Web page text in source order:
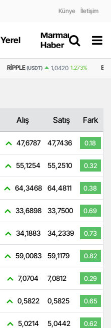
Künye İletişim
Yerel
Marmaris
Haber
RIPPLE(USDT) 1,0420 1.273% BNB
Alış Satış Fark
47,6787 47,7436 0.18
55,1254 55,2510 0.32
64,3468 64,4811 0.38
33,6898 33,7500 0.69
34,1883 34,2339 0.73
59,0083 59,1179 0.82
7,0704 7,0812 0.29
0,5822 0,5825 0.65
5,0214 5,0442 0.62